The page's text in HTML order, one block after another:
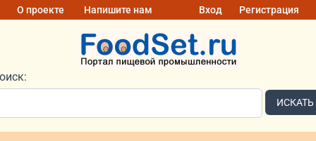
О проекте Напишите нам Вход Регистрация
ИСКАТЬ